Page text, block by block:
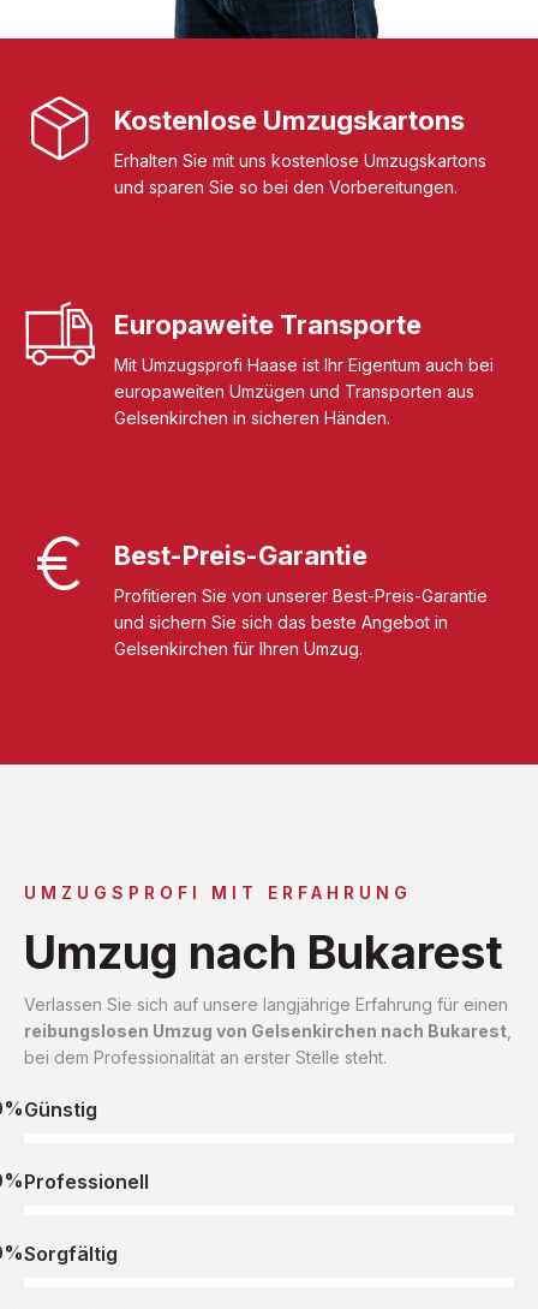
Kostenlose Umzugskartons
Erhalten Sie mit uns kostenlose Umzugskartons
und sparen Sie so bei den Vorbereitungen.
Europaweite Transporte
Mit Umzugsprofi Haase ist Ihr Eigentum auch bei
europaweiten Umzügen und Transporten aus
Gelsenkirchen in sicheren Händen.
Best-Preis-Garantie
Profitieren Sie von unserer Best-Preis-Garantie
und sichern Sie sich das beste Angebot in
Gelsenkirchen für Ihren Umzug.
UMZUGSPROFI MIT ERFAHRUNG
Umzug nach Bukarest
Verlassen Sie sich auf unsere langjährige Erfahrung für einen
reibungslosen Umzug von Gelsenkirchen nach Bukarest
bei dem Professionalität an erster Stelle steht.
Günstig
Professionell
Sorgfältig